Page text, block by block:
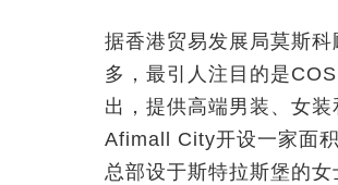
据香港贸易发展局莫斯
多，最引人注目的是
出，提供高端男装、女
Afimall City开设一家面
总部设于斯特拉斯堡的